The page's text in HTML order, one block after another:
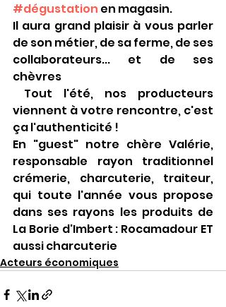
#dégustation en magasin.
Il aura grand plaisir à vous parler
de son métier, de sa ferme, de ses
collaborateurs... et de ses
chèvres
viennent à votre rencontre, c'est
ça l'authenticité !
En "guest" notre chère Valérie,
responsable rayon traditionnel
crémerie, charcuterie, traiteur,
qui toute l'année vous propose
dans ses rayons les produits de
La Borie d'Imbert : Rocamadour ET
aussi charcuterie
Acteurs économiques